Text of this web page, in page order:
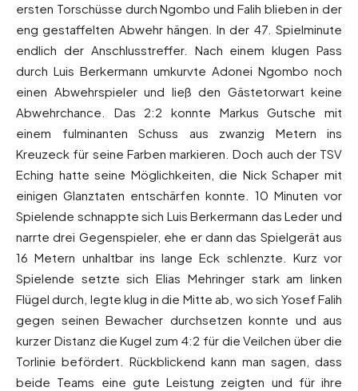
ersten Torschüsse durch Ngombo und Falih blieben in der
eng gestaffelten Abwehr hängen. In der 47. Spielminute
endlich der Anschlusstreffer. Nach einem klugen Pass
durch Luis Berkermann umkurvte Adonei Ngombo noch
einen Abwehrspieler und ließ den Gästetorwart keine
Abwehrchance. Das 2:2 konnte Markus Gutsche mit
einem fulminanten Schuss aus zwanzig Metern ins
Kreuzeck für seine Farben markieren. Doch auch der TSV
Eching hatte seine Möglichkeiten, die Nick Schaper mit
einigen Glanztaten entschärfen konnte. 10 Minuten vor
Spielende schnappte sich Luis Berkermann das Leder und
narrte drei Gegenspieler, ehe er dann das Spielgerät aus
16 Metern unhaltbar ins lange Eck schlenzte. Kurz vor
Spielende setzte sich Elias Mehringer stark am linken
Flügel durch, legte klug in die Mitte ab, wo sich Yosef Falih
gegen seinen Bewacher durchsetzen konnte und aus
kurzer Distanz die Kugel zum 4:2 für die Veilchen über die
Torlinie befördert. Rückblickend kann man sagen, dass
beide Teams eine gute Leistung zeigten und für ihre